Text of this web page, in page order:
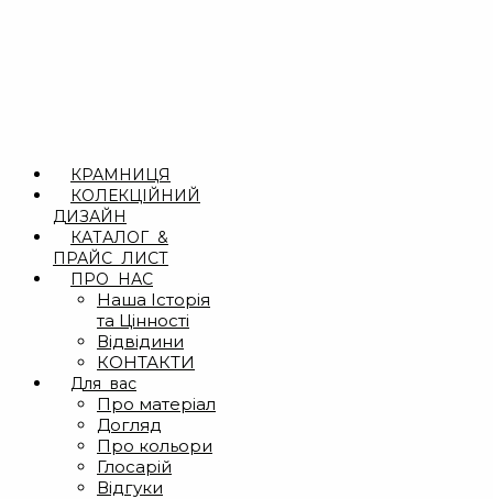
КРАМНИЦЯ
КОЛЕКЦІЙНИЙ
ДИЗАЙН
КАТАЛОГ &
ПРАЙС ЛИСТ
ПРО НАС
Наша Історія
та Цінності
Відвідини
КОНТАКТИ
Для вас
Про матеріал
Догляд
Про кольори
Глосарій
Відгуки